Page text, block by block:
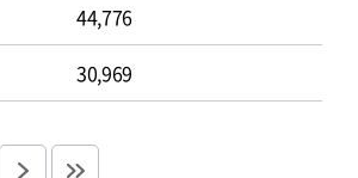
44,776
30,969